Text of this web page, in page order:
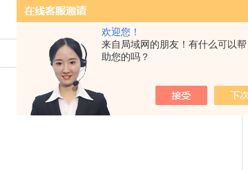
欢迎您！
来自局域网的朋友！有什么可以帮
助您的吗？